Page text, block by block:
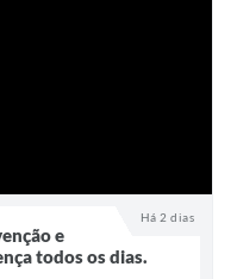
Há 2 dias
e
todos os dias.